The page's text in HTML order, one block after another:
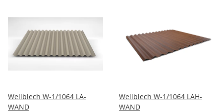
Wellblech W-1/1064 LA-
WAND
Wellblech W-1/1064 LAH-
WAND